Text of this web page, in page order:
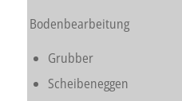
Bodenbearbeitung
Grubber
Scheibeneggen